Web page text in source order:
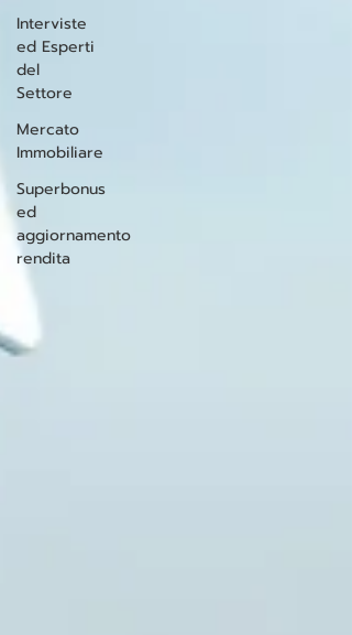
Interviste
ed Esperti
del
Settore
Mercato
Immobiliare
Superbonus
ed
aggiornamento
rendita